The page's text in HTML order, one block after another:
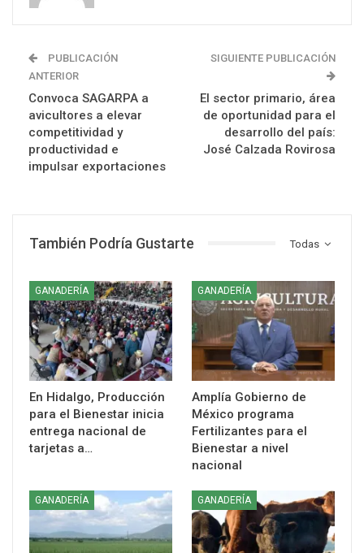
PUBLICACIÓN
ANTERIOR
Convoca SAGARPA a
avicultores a elevar
competitividad y
productividad e
impulsar exportaciones
SIGUIENTE PUBLICACIÓN
El sector primario, área
de oportunidad para el
desarrollo del país:
José Calzada Rovirosa
Todas
También Podría Gustarte
GANADERÍA
En Hidalgo, Producción
para el Bienestar inicia
entrega nacional de
tarjetas a…
GANADERÍA
Amplía Gobierno de
México programa
Fertilizantes para el
Bienestar a nivel
nacional
GANADERÍA GANADERÍA